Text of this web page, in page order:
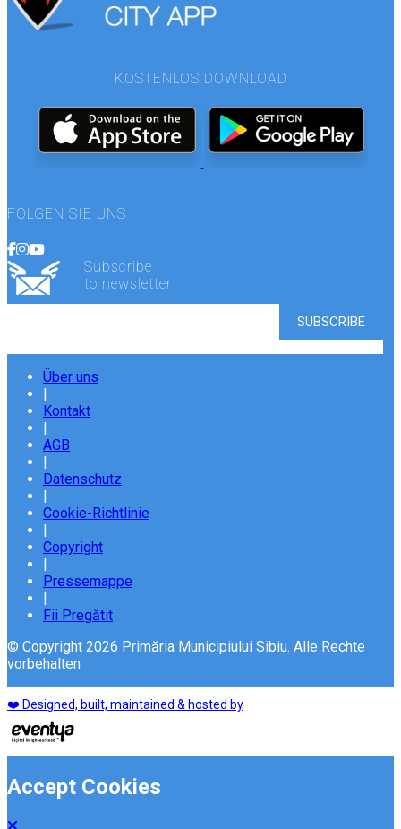
KOSTENLOS DOWNLOAD
FOLGEN SIE UNS
Subscribe
to newsletter
Über uns
|
Kontakt
|
AGB
|
Datenschutz
|
Cookie-Richtlinie
|
Copyright
|
Pressemappe
|
Fii Pregătit
© Copyright 2026 Primăria Municipiului Sibiu. Alle Rechte
vorbehalten
❤️ Designed, built, maintained & hosted by
Accept Cookies